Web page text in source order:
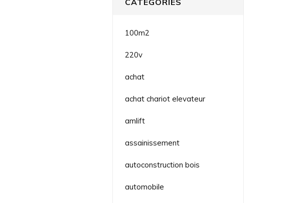
100m2
220v
achat
achat chariot elevateur
amlift
assainissement
autoconstruction bois
automobile